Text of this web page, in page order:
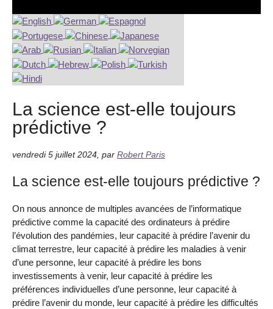
La science est-elle toujours
prédictive ?
vendredi 5 juillet 2024 par Robert Paris
La science est-elle toujours prédictive ?
On nous annonce de multiples avancées de l’informatique
prédictive comme la capacité des ordinateurs à prédire
l’évolution des pandémies, leur capacité à prédire l’avenir du
climat terrestre, leur capacité à prédire les maladies à venir
d’une personne, leur capacité à prédire les bons
investissements à venir, leur capacité à prédire les
préférences individuelles d’une personne, leur capacité à
prédire l’avenir du monde, leur capacité à prédire les difficultés